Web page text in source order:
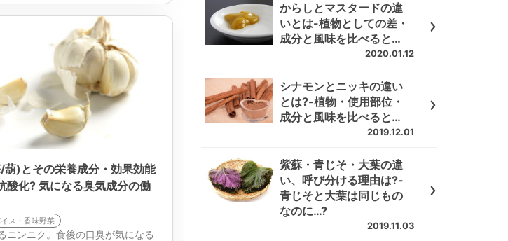
葫)とその栄養成分・効果効能
酸化? 気になる臭気成分の働
ス・香味野菜
ニンニク。食後の口臭が気になる
からしとマスタードの違
いとは-植物としての差・
成分と風味を比べると…
2020.01.12
シナモンとニッキの違い
とは?-植物・使用部位・
成分と風味を比べると…
2019.12.01
紫蘇・青じそ・大葉の違
い、呼び分ける理由は?-
青じそと大葉は同じもの
なのに…?
2019.11.03